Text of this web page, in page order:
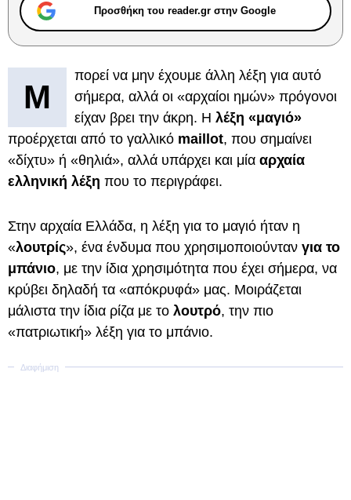
Προσθήκη του reader.gr στην Google
Μ
πορεί να μην έχουμε άλλη λέξη για αυτό
σήμερα, αλλά οι «αρχαίοι ημών» πρόγονοι
είχαν βρει την άκρη. Η λέξη «μαγιό»
προέρχεται από το γαλλικό maillot, που σημαίνει
«δίχτυ» ή «θηλιά», αλλά υπάρχει και μία αρχαία
ελληνική λέξη που το περιγράφει.
Στην αρχαία Ελλάδα, η λέξη για το μαγιό ήταν η
«λουτρίς», ένα ένδυμα που χρησιμοποιούνταν για το
μπάνιο, με την ίδια χρησιμότητα που έχει σήμερα, να
κρύβει δηλαδή τα «απόκρυφά» μας. Μοιράζεται
μάλιστα την ίδια ρίζα με το λουτρό, την πιο
«πατριωτική» λέξη για το μπάνιο.